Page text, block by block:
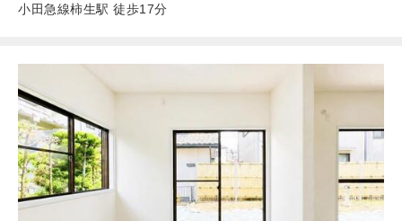
小田急線柿生駅 徒歩17分